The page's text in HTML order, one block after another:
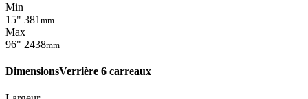
Min
15" 381 mm
Max
96" 2438mm
DimensionsVerrière 6 carreaux